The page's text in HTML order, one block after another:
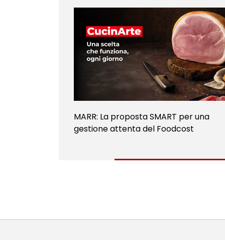
MARR: La proposta SMART per una
gestione attenta del Foodcost